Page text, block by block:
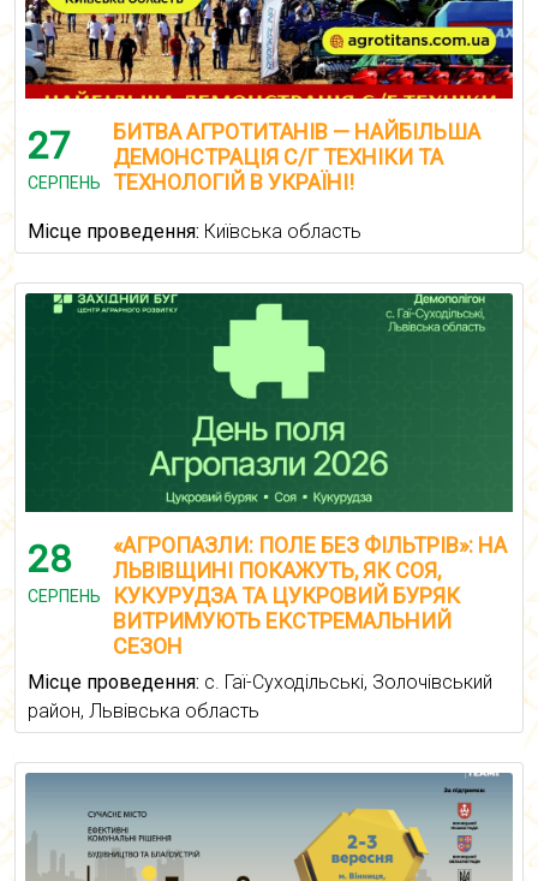
27
СЕРПЕНЬ
БИТВА АГРОТИТАНІВ — НАЙБІЛЬША
ДЕМОНСТРАЦІЯ С/Г ТЕХНІКИ ТА
ТЕХНОЛОГІЙ В УКРАЇНІ!
Місце проведення: Київська область
28
СЕРПЕНЬ
«АГРОПАЗЛИ: ПОЛЕ БЕЗ ФІЛЬТРІВ»: НА
ЛЬВІВЩИНІ ПОКАЖУТЬ, ЯК СОЯ,
КУКУРУДЗА ТА ЦУКРОВИЙ БУРЯК
ВИТРИМУЮТЬ ЕКСТРЕМАЛЬНИЙ
СЕЗОН
Місце проведення: с. Гаї-Суходільські, Золочівський
район, Львівська область